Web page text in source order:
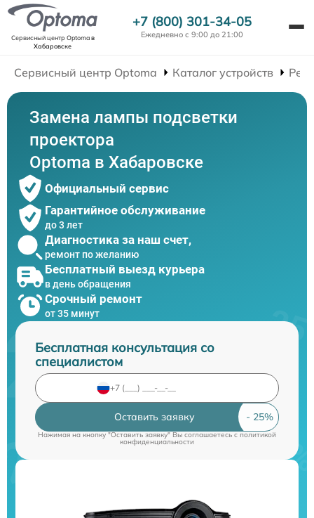
Сервисный центр Optomaв
Хабаровске
+7 (800) 301-34-05
Ежедневно с 9:00 до 21:00
Сервисный центр Optoma Каталог устройств
Замена лампы подсветки
проектора
Optoma в Хабаровске
Официальный сервис
Гарантийное обслуживание
до 3 лет
Диагностика за наш счет,
ремонт по желанию
Бесплатный выезд курьера
в день обращения
Срочный ремонт
от 35 минут
Бесплатная консультация со
специалистом
Оставить заявку
Нажимая на кнопку "Оставить заявку" Вы соглашаетесь cполитикой
конфиденциальности